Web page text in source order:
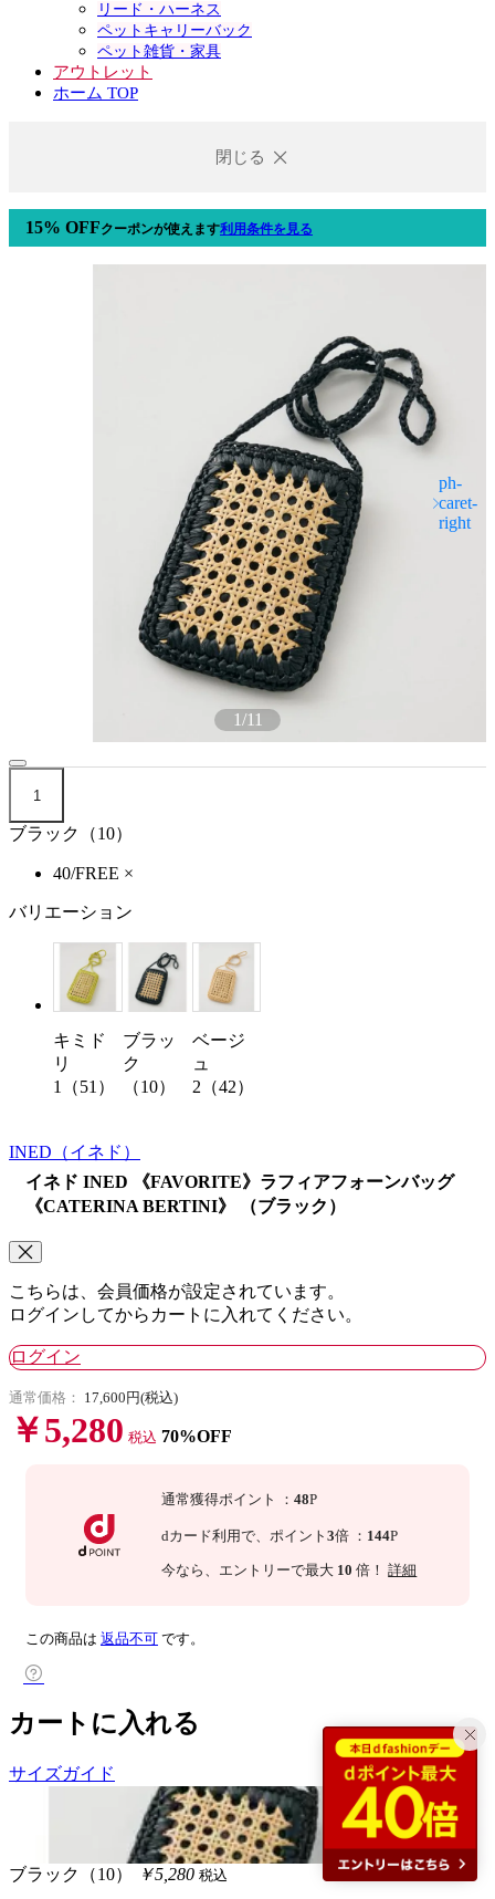
リード・ハーネス
ペットキャリーバック
ペット雑貨・家具
アウトレット
ホーム TOP
閉じる
15% OFFクーポンが使えます利用条件を見る
1/11
1
ブラック（10）
40/FREE ×
バリエーション
キミド
リ
1（51）
ブラッ
ク
（10）
ベージ
ュ
2（42）
INED （イネド）
イネド INED 《FAVORITE》ラフィアフォーンバッグ
《CATERINA BERTINI》 （ブラック）
こちらは、会員価格が設定されています。
ログインしてからカートに入れてください。
ログイン
通常価格： 17,600円(税込)
￥5,280 税込 70%OFF
通常獲得ポイント ：48P
dカード利用で、ポイント3倍 ： 144P
今なら 、エントリーで最大 10 倍！詳細
この商品は 返品不可 です。
カートに入れる
サイズガイド
ブラック（10） ￥5,280 税込